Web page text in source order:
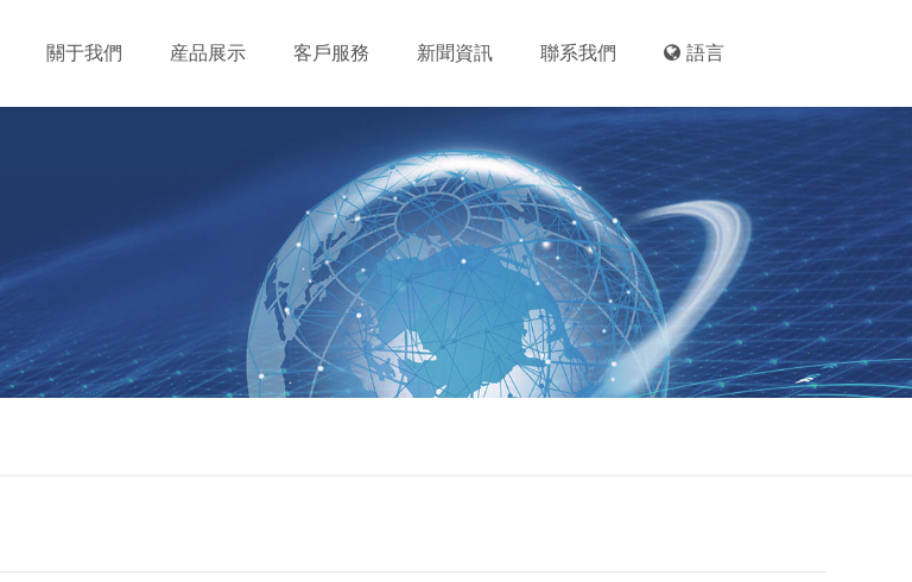
關于我們 産品展示 客戶服務 新聞資訊 聯系我們 語言